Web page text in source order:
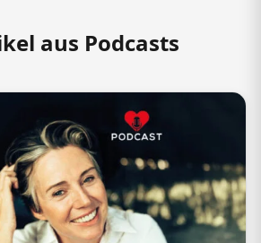
aus Podcasts